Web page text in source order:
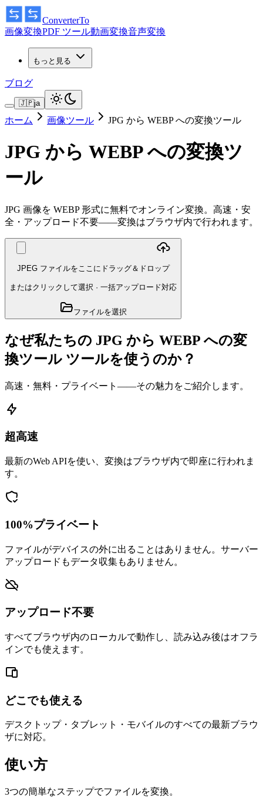
ConverterTo
画像変換PDF ツール動画変換音声変換
もっと見る
ブログ
🇯🇵ja
ホーム 画像ツール JPG から WEBP への変換ツール
JPG から WEBP への変換ツ
ール
JPG 画像を WEBP 形式に無料でオンライン変換。高速・安
全・アップロード不要——変換はブラウザ内で行われます。
JPEG ファイルをここにドラッグ＆ドロップ
またはクリックして選択 · 一括アップロード対応
ファイルを選択
なぜ私たちの JPG から WEBP への変
換ツール ツールを使うのか？
高速・無料・プライベート——その魅力をご紹介します。
超高速
最新のWeb APIを使い、変換はブラウザ内で即座に行われま
す。
100%プライベート
ファイルがデバイスの外に出ることはありません。サーバー
アップロードもデータ収集もありません。
アップロード不要
すべてブラウザ内のローカルで動作し、読み込み後はオフラ
インでも使えます。
どこでも使える
デスクトップ・タブレット・モバイルのすべての最新ブラウ
ザに対応。
使い方
3つの簡単なステップでファイルを変換。